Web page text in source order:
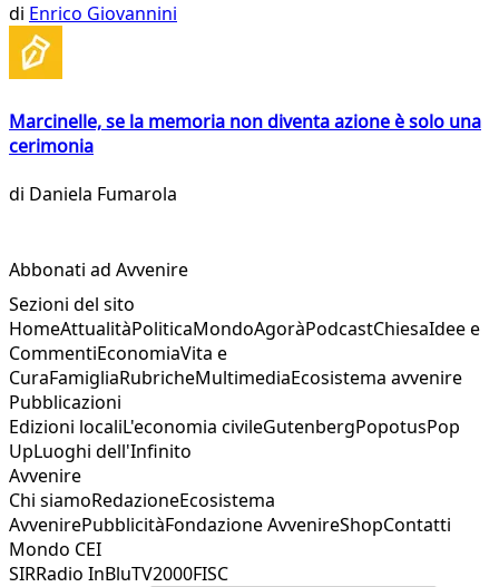
di Enrico Giovannini
Marcinelle, se la memoria non diventa azione è solo una
cerimonia
di Daniela Fumarola
Abbonati ad Avvenire
Sezioni del sito
HomeAttualitàPoliticaMondoAgoràPodcastChiesaIdee e
CommentiEconomiaVita e
CuraFamigliaRubricheMultimediaEcosistema avvenire
Pubblicazioni
Edizioni localiL'economia civileGutenbergPopotusPop
UpLuoghi dell'Infinito
Avvenire
Chi siamoRedazioneEcosistema
AvvenirePubblicitàFondazione AvvenireShopContatti
Mondo CEI
SIRRadio InBluTV2000FISC